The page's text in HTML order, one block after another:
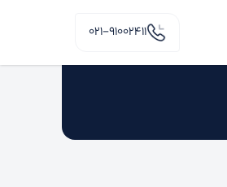
۰۲۱-91002411